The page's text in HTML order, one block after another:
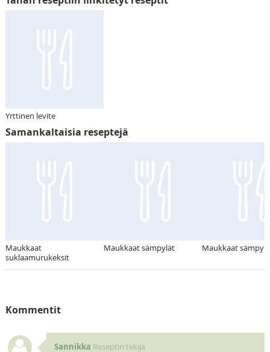
Yrttinen levite
Samankaltaisia reseptejä
Maukkaat
suklaamurukeksit
Maukkaat sämpylät Maukkaat
Kommentit
Sannikka Reseptin tekijä